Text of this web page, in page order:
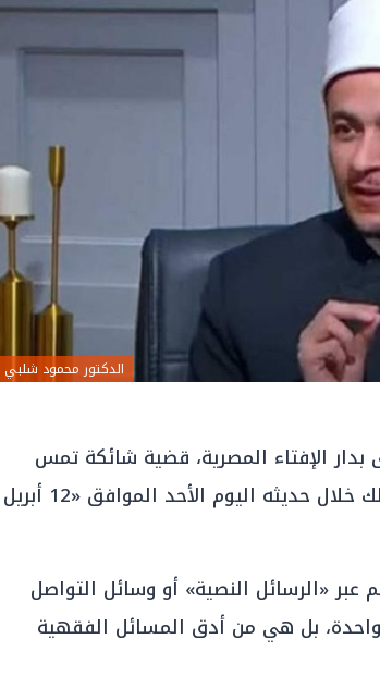
الدكتور محمود شلبي
بدار الإفتاء المصرية، قضية شائكة تمس
استقرار الأسرة في العصر الرقمي، وذلك خلال حديثه اليوم الأحد الموافق «12 أبريل
«الرسائل النصية» أو وسائل التواصل
واحدة، بل هي من أدق المسائل الفقهية